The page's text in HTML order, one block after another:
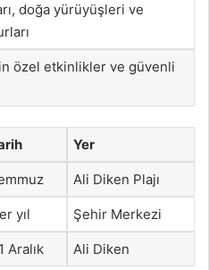
doğa yürüyüşleri ve
özel etkinlikler ve güvenli
Yer
Ali Diken Plajı
yıl Şehir Merkezi
Aralık Ali Diken